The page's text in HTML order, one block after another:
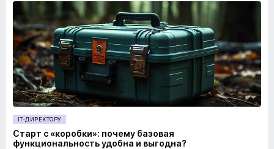
IT-ДИРЕКТОРУ
Старт с «коробки»: почему базовая
функциональность удобна и выгодна?